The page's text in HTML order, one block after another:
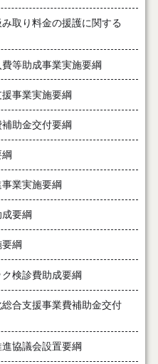
取り料金の援護に関する
等助成事業実施要綱
事業実施要綱
助金交付要綱
業実施要綱
要綱
綱
検診費助成要綱
合支援事業費補助金交付
協議会設置要綱